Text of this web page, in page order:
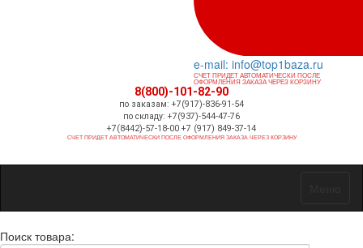
e-mail: info@top1baza.ru
СЧЕТ ПРИДЕТ АВТОМАТИЧЕСКИ ПОСЛЕ
ОФОРМЛЕНИЯ ЗАКАЗА ЧЕРЕЗ КОРЗИНУ
8(800)-101-82-90
по заказам: +7(917)-836-91-54
по складу: +7(937)-544-47-76
+7(8442)-57-18-00 +7 (917) 849-37-14
СЧЕТ ПРИДЕТ АВТОМАТИЧЕСКИ ПОСЛЕ ОФОРМЛЕНИЯ ЗАКАЗА ЧЕРЕЗ КОРЗИНУ
Поиск товара: